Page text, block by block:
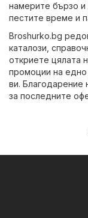
намерите бързо
пестите време и
Broshurko.bg
каталози,
откриете цялата
промоции на
ви. Благодарение
за последните